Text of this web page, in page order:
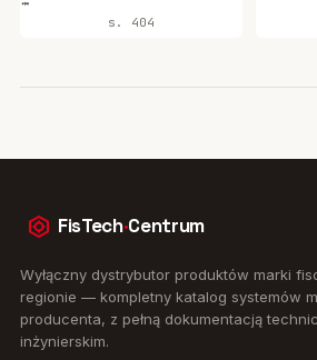
s. 404
FisTech·Centrum
Wyłączny dystrybutor produktów marki
regionie — kompletny katalog systemów
producenta, z pełną dokumentacją
inżynierskim.